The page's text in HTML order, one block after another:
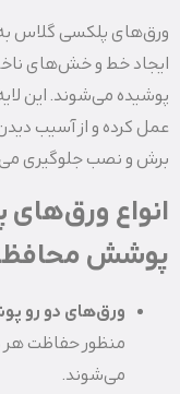
ورق‌های پلکسی گلاس
ایجاد خط و خش‌های
پوشیده می‌شوند. این
عمل کرده و از آسیب
برش و نصب جلوگیری
انواع
پوشش
ورق‌های دو رو
منظور حفاظت هر
می‌شوند.